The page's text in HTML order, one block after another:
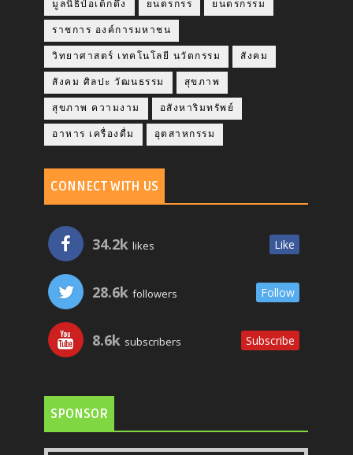
มูลนิธิป่อเต็กตึ๊ง ยนตรกรร ยนตรกรรม
ราชการ องค์การมหาชน
วิทยาศาสตร์ เทคโนโลยี นวัตกรรม สังคม
สังคม ศิลปะ วัฒนธรรม สุขภาพ
สุขภาพ ความงาม อสังหาริมทรัพย์
อาหาร เครื่องดื่ม อุตสาหกรรม
CONNECT WITH US
34.2k likes Like
28.6k followers Follow
8.6k subscribers Subscribe
SPONSOR